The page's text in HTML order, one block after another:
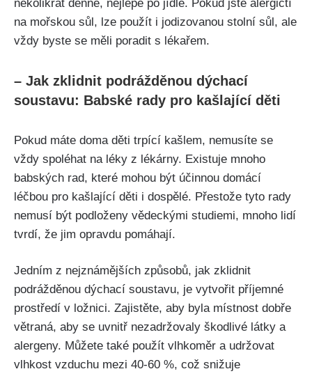
několikrát denně, nejlépe po jídle. Pokud jste alergičtí
na mořskou sůl, lze použít i jodizovanou ⁤stolní​ sůl, ale
vždy byste se měli poradit ⁣s lékařem.
– Jak zklidnit podrážděnou dýchací
soustavu: Babské rady pro kašlající děti
Pokud máte doma děti trpící kašlem, nemusíte ​se
vždy spoléhat na léky z lékárny. Existuje mnoho
babských rad, které mohou ​být účinnou domácí
léčbou⁤ pro kašlající děti ​i dospělé. Přestože tyto rady
‌nemusí být podloženy vědeckými studiemi, mnoho lidí
‌tvrdí, že jim opravdu pomáhají.
Jedním z nejznámějších způsobů, jak zklidnit
podrážděnou dýchací soustavu, je vytvořit příjemné
prostředí v ložnici. Zajistěte, aby byla místnost ⁤dobře
větraná, aby se uvnitř nezadržovaly ‍škodlivé látky a
alergeny.⁢ Můžete také použít vlhkoměr a udržovat
vlhkost vzduchu mezi 40-60 %, což snižuje